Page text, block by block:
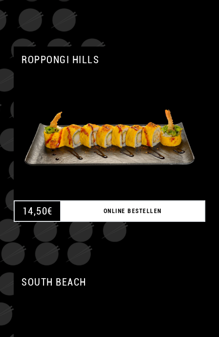
ROPPONGI HILLS
14,50€ ONLINE BESTELLEN
SOUTH BEACH